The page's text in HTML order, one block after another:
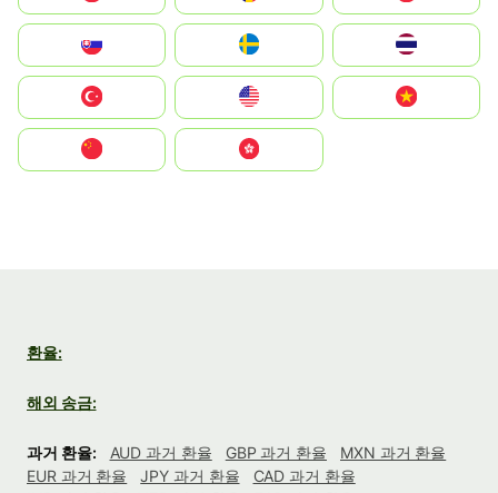
United States
中國香港特別行政區
환율:
해외 송금:
과거 환율: AUD 과거 환율 GBP 과거 환율
MXN 과거 환율
EUR 과거 환율
JPY 과거 환율
CAD 과거 환율